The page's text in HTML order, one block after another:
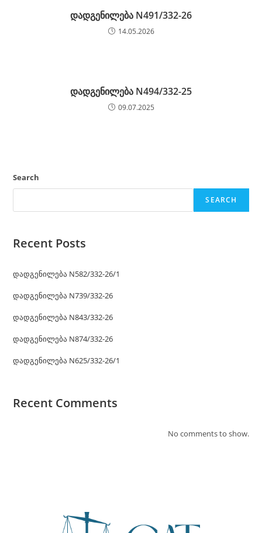
დადგენილება N491/332-26
14.05.2026
დადგენილება N494/332-25
09.07.2025
Search
SEARCH
Recent Posts
დადგენილება N582/332-26/1
დადგენილება N739/332-26
დადგენილება N843/332-26
დადგენილება N874/332-26
დადგენილება N625/332-26/1
Recent Comments
No comments to show.